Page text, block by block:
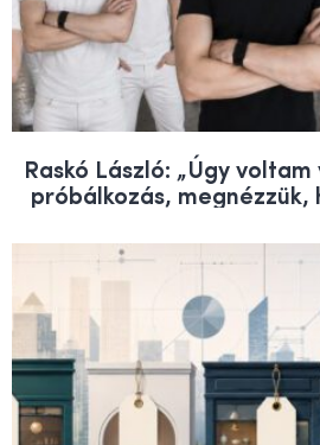
Raskó László: „Úgy
próbálkozás, megnézzük,